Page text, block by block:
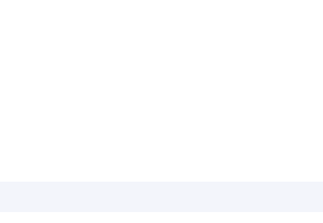
Dog SUZUKI Jimny SN413, (JB33/43/